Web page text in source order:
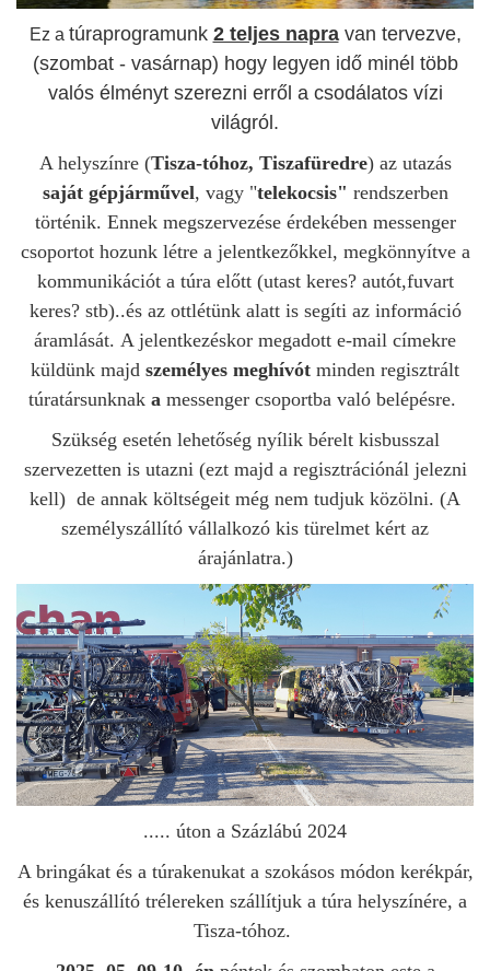
Ez a túraprogramunk 2 teljes napra van tervezve,
(szombat - vasárnap) hogy legyen idő minél több
valós élményt szerezni erről a csodálatos vízi
világról.
A helyszínre (Tisza-tóhoz, Tiszafüredre) az utazás
saját gépjárművel, vagy "telekocsis" rendszerben
történik. Ennek megszervezése érdekében messenger
csoportot hozunk létre a jelentkezőkkel, megkönnyítve a
kommunikációt a túra előtt (utast keres? autót,fuvart
keres? stb)..és az ottlétünk alatt is segíti az információ
áramlását. A jelentkezéskor megadott e-mail címekre
küldünk majd személyes meghívót minden regisztrált
túratársunknak a messenger csoportba való belépésre.
Szükség esetén lehetőség nyílik bérelt kisbusszal
szervezetten is utazni (ezt majd a regisztrációnál jelezni
kell) de annak költségeit még nem tudjuk közölni. (A
személyszállító vállalkozó kis türelmet kért az
árajánlatra.)
..... úton a Százlábú 2024
A bringákat és a túrakenukat a szokásos módon kerékpár,
és kenuszállító trélereken szállítjuk a túra helyszínére, a
Tisza-tóhoz.